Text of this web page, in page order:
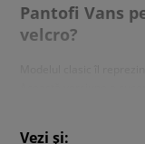
Pantofi Vans
velcro?
clasici cu șireturi
Vezi și: